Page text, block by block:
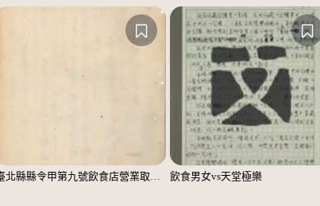
臺北縣縣令甲第九號飲食店營業取締規則 飲食男女vs天堂極樂